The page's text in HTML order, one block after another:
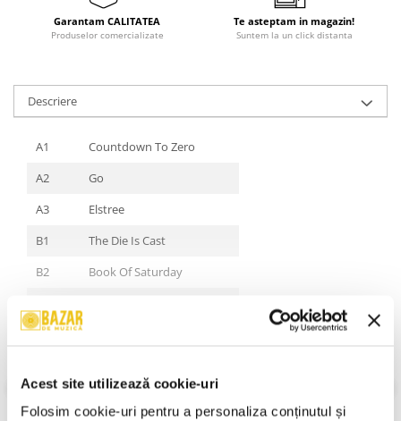
Acest site utilizează cookie-uri
Folosim cookie-uri pentru a personaliza conținutul și
Garantam CALITATEA
Produselor comercializate
Te asteptam in magazin!
Suntem la un click distanta
Descriere
A1
Countdown To Zero
A2
Go
A3
Elstree
B1
The Die Is Cast
B2
Book Of Saturday
C1
VEZI MAI MULT
Stare Disc:Near Mint (NM or M-)